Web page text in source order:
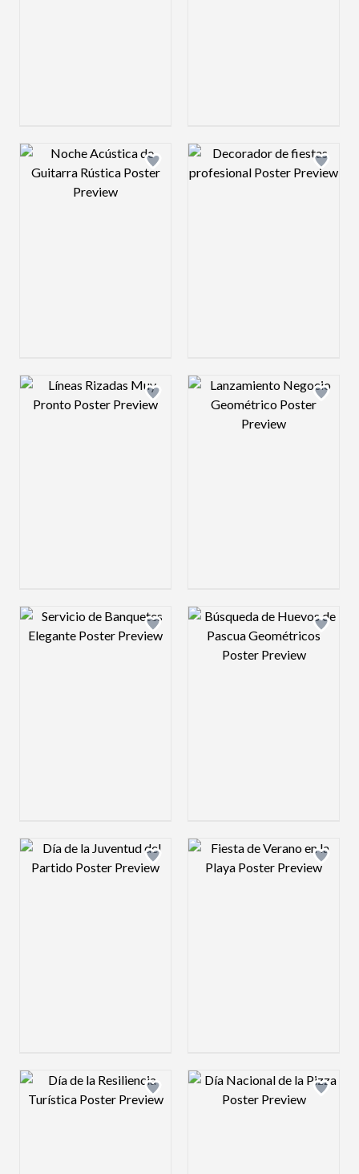
Design preview image Design preview
Design preview image Design preview
Design preview image Design preview
Design preview image Design preview
Design preview image Design preview